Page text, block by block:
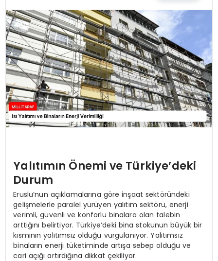
Yalıtımın Önemi ve Türkiye’deki
Durum
Eruslu’nun açıklamalarına göre inşaat sektöründeki
gelişmelerle paralel yürüyen yalıtım sektörü, enerji
verimli, güvenli ve konforlu binalara olan talebin
arttığını belirtiyor. Türkiye’deki bina stokunun büyük bir
kısmının yalıtımsız olduğu vurgulanıyor. Yalıtımsız
binaların enerji tüketiminde artışa sebep olduğu ve
cari açığı artırdığına dikkat çekiliyor.